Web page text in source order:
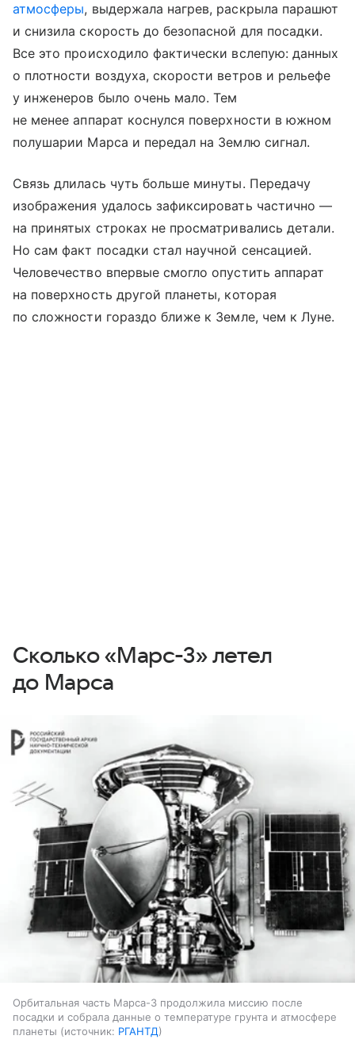
атмосферы, выдержала нагрев, раскрыла парашют
и снизила скорость до безопасной для посадки.
Все это происходило фактически вслепую: данных
о плотности воздуха, скорости ветров и рельефе
у инженеров было очень мало. Тем
не менее аппарат коснулся поверхности в южном
полушарии Марса и передал на Землю сигнал.
Связь длилась чуть больше минуты. Передачу
изображения удалось зафиксировать частично —
на принятых строках не просматривались детали.
Но сам факт посадки стал научной сенсацией.
Человечество впервые смогло опустить аппарат
на поверхность другой планеты, которая
по сложности гораздо ближе к Земле, чем к Луне.
Сколько «Марс-3» летел
до Марса
Орбитальная часть Марса-3 продолжила миссию после
посадки и собрала данные о температуре грунта и атмосфере
планеты
источник: РГАНТД